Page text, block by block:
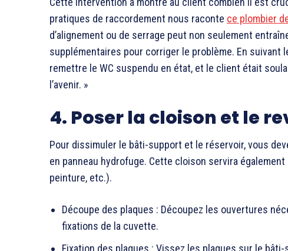
pratiques de raccordement nous raconte ce plombier
d’alignement ou de serrage peut non seulement
supplémentaires pour corriger le problème. En suivant
remettre le WC suspendu en état, et le client était
l’avenir. »
4. Poser la cloison et le
Pour dissimuler le bâti-support et le réservoir, vous
en panneau hydrofuge. Cette cloison servira
peinture, etc.).
Découpe des plaques : Découpez les ouvertures
fixations de la cuvette.
Fixation des plaques : Vissez les plaques sur le